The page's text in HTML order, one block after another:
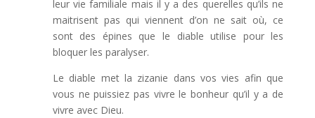
leur vie familiale mais il y a des querelles qu’ils ne
maitrisent pas qui viennent d’on ne sait où, ce
sont des épines que le diable utilise pour les
bloquer les paralyser.
Le diable met la zizanie dans vos vies afin que
vous ne puissiez pas vivre le bonheur qu’il y a de
vivre avec Dieu.